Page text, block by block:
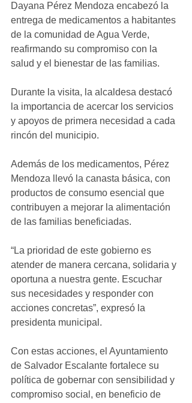
Dayana Pérez Mendoza encabezó la
entrega de medicamentos a habitantes
de la comunidad de Agua Verde,
reafirmando su compromiso con la
salud y el bienestar de las familias.
Durante la visita, la alcaldesa destacó
la importancia de acercar los servicios
y apoyos de primera necesidad a cada
rincón del municipio.
Además de los medicamentos, Pérez
Mendoza llevó la canasta básica, con
productos de consumo esencial que
contribuyen a mejorar la alimentación
de las familias beneficiadas.
“La prioridad de este gobierno es
atender de manera cercana, solidaria y
oportuna a nuestra gente. Escuchar
sus necesidades y responder con
acciones concretas”, expresó la
presidenta municipal.
Con estas acciones, el Ayuntamiento
de Salvador Escalante fortalece su
política de gobernar con sensibilidad y
compromiso social, en beneficio de